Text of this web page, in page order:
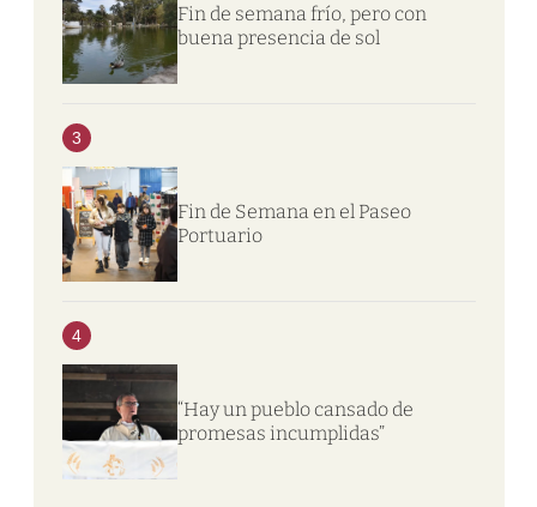
Fin de semana frío, pero con
buena presencia de sol
3
Fin de Semana en el Paseo
Portuario
4
“Hay un pueblo cansado de
promesas incumplidas”